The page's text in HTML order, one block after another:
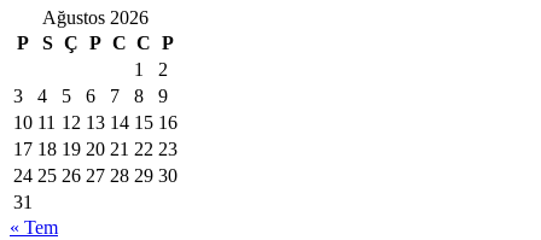
Ağustos 2026
P
S Ç P C C P
1
2
3
4 5 6 7 8
9
10 11 12 13 14 15 16
17 18 19 20 21 22 23
24 25 26 27 28 29 30
31
« Tem